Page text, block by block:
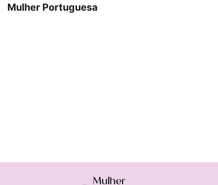
Mulher Portuguesa